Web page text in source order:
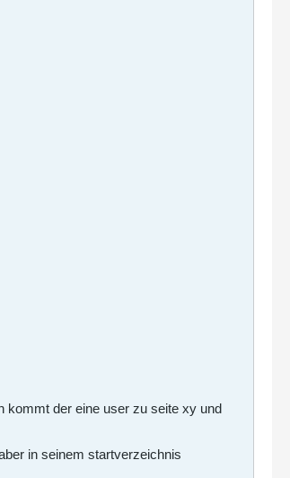
kommt der eine user zu seite xy und
in seinem startverzeichnis